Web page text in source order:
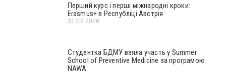
Перший курс і перші міжнародні кроки:
Erasmus+ в Республіці Австрія
31.07.2026
Студентка БДМУ взяла участь у Summer
School of Preventive Medicine за програмою
NAWA